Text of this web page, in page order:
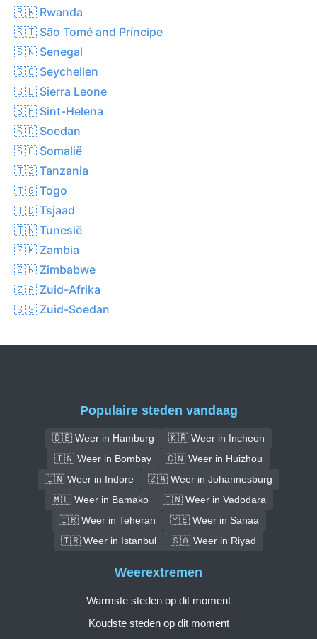
🇷🇼 Rwanda
🇸🇹 São Tomé and Príncipe
🇸🇳 Senegal
🇸🇨 Seychellen
🇸🇱 Sierra Leone
🇸🇭 Sint-Helena
🇸🇩 Soedan
🇸🇴 Somalië
🇹🇿 Tanzania
🇹🇬 Togo
🇹🇩 Tsjaad
🇹🇳 Tunesië
🇿🇲 Zambia
🇿🇼 Zimbabwe
🇿🇦 Zuid-Afrika
🇸🇸 Zuid-Soedan
Populaire steden vandaag
🇩🇪 Weer in Hamburg
🇰🇷 Weer in Incheon
🇮🇳 Weer in Bombay
🇨🇳 Weer in Huizhou
🇮🇳 Weer in Indore
🇿🇦 Weer in Johannesburg
🇲🇱 Weer in Bamako
🇮🇳 Weer in Vadodara
🇮🇷 Weer in Teheran
🇾🇪 Weer in Sanaa
🇹🇷 Weer in Istanbul
🇸🇦 Weer in Riyad
Weerextremen
Warmste steden op dit moment
Koudste steden op dit moment